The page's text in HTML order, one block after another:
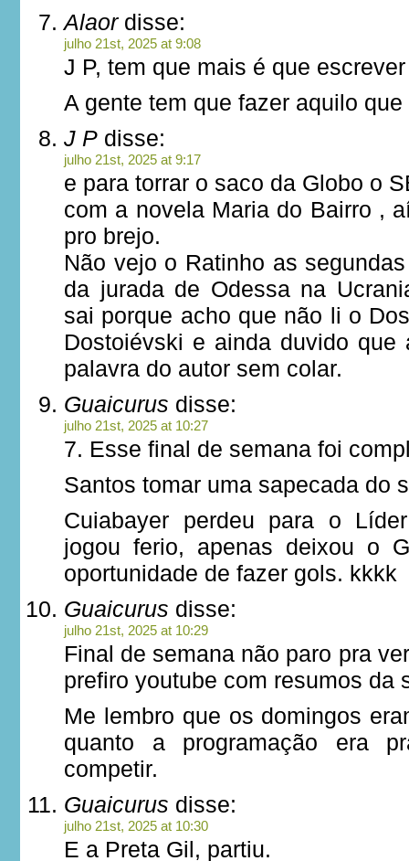
Alaordisse:
julho 21st, 2025 at 9:08
J P, tem que mais é que
A gente tem que fazer aquilo que
J P disse:
julho 21st, 2025 at 9:17
e para torrar o saco da Globo o
com a novela Maria do Bairro ,
pro brejo.
Não vejo o Ratinho as
da jurada de Odessa na
sai porque acho que não li o
Dostoiévski e ainda duvido que
palavra do autor sem colar.
Guaicurus disse:
julho 21st, 2025 at 10:27
7. Esse final de semana foi
Santos tomar uma sapecada do
Cuiabayer perdeu para o
jogou ferio, apenas deixou o
oportunidade de fazer gols. kkkk
Guaicurus disse:
julho 21st, 2025 at 10:29
Final de semana não paro pra
prefiro youtube com resumos da
Me lembro que os domingos
quanto a programação era
competir.
Guaicurus disse:
julho 21st, 2025 at 10:30
E a Preta Gil, partiu.